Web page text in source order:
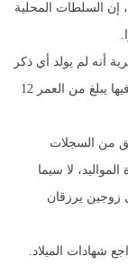
إن السلطات المحلية
أنه لم يولد أي ذكر
فيها خلال السنوات التسع الماضية، وأن أصغر طفل فيها يبلغ من العمر 12
من السجلات
لا سيما
زوجين يرزقان
شهادات الميلاد.